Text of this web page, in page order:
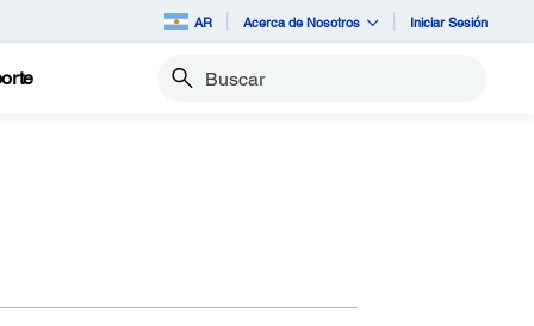
AR Acerca de Nosotros Iniciar Sesión
Buscar